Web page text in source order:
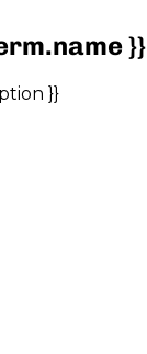
}}
}}